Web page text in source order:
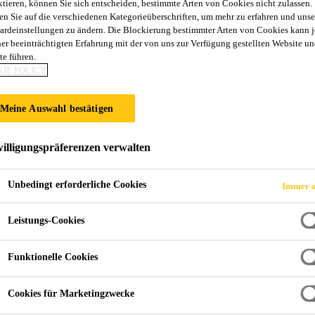
und Dichtstoff mit Beschleunigungsoption
Die Purform® Technologie ermöglicht
668 ist ein Klebstoffsystem, das speziell für die
von Reinigungsmitteln eignet es sich ideal für Aussenfugen.
Sika® Booster- und PowerCure-System beschleunigt werden.
einen besseren Gesundheits- und Arbeitsschutz
können Sie sich entscheiden, bestimmte Arten von Cookies nicht zulassen.
Sie auf die verschiedenen Kategorieüberschriften, um mehr zu erfahren und
zu ändern. Die Blockierung bestimmter Arten von Cookies kann
beeinträchtigten Erfahrung mit der von uns zur Verfügung gestellten Website
führen.
POLICY
Meine Auswahl bestätigen
verwalten
Unbedingt erforderliche Cookies Immer
Leistungs-Cookies
Funktionelle Cookies
Cookies für Marketingzwecke